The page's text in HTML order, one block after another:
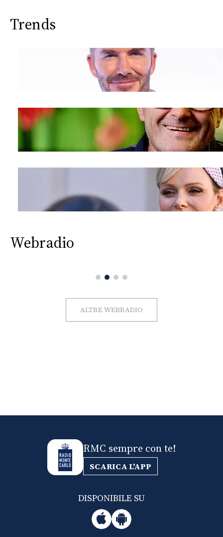
Trends
Webradio
ALTRE WEBRADIO
RMC sempre con te!
SCARICA L'APP
DISPONIBILE SU